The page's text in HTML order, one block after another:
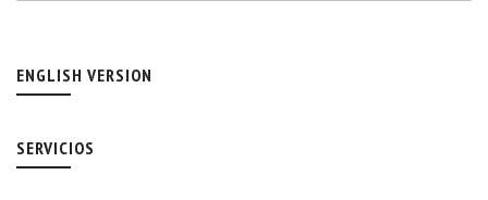
ENGLISH VERSION
SERVICIOS